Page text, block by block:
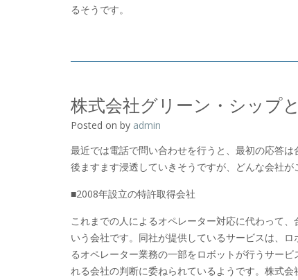
るそうです。
株式会社グリーン・シップ
Posted on by admin
最近では電話で問い合わせを行うと、最初の応答
後ますます浸透していきそうですが、どんな会社が
■2008年設立の特許取得会社
これまでの人によるオペレーター対応に代わって
いう会社です。同社が提供しているサービスは、
るオペレーター業務の一部をロボットが行うサー
れる会社の判断に委ねられているようです。株式